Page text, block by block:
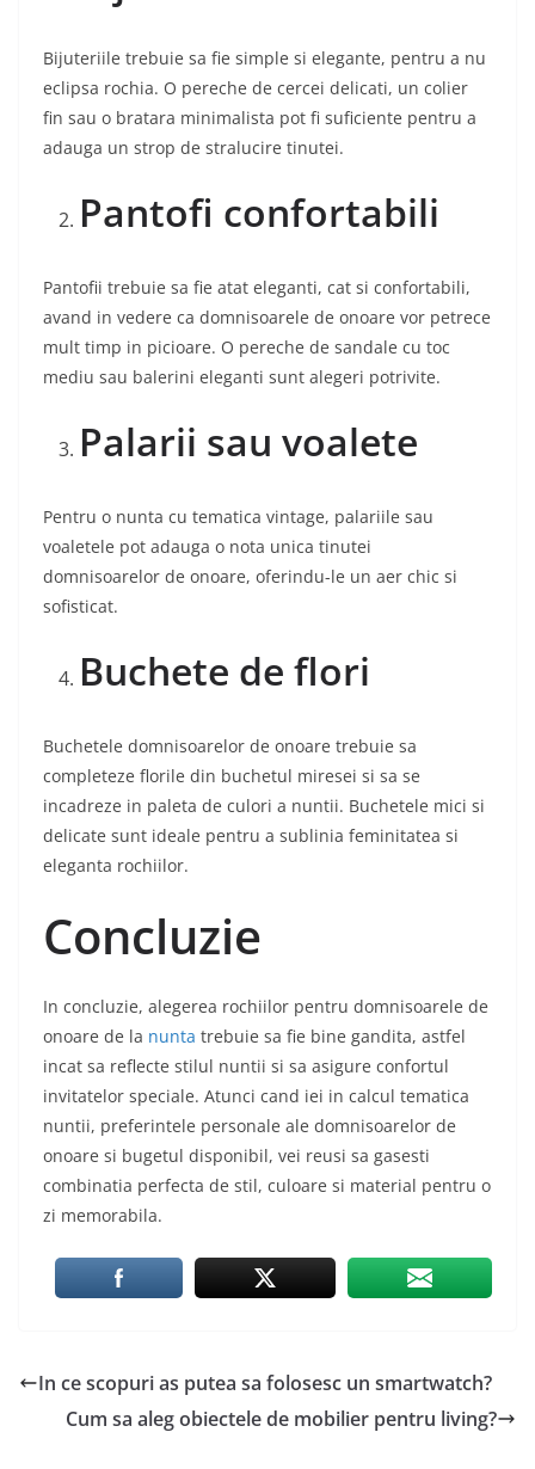
Bijuteriile trebuie sa fie simple si elegante, pentru a nu
eclipsa rochia. O pereche de cercei delicati, un colier
fin sau o bratara minimalista pot fi suficiente pentru a
adauga un strop de stralucire tinutei.
Pantofi confortabili
Pantofii trebuie sa fie atat eleganti, cat si confortabili,
avand in vedere ca domnisoarele de onoare vor petrece
mult timp in picioare. O pereche de sandale cu toc
mediu sau balerini eleganti sunt alegeri potrivite.
Palarii sau voalete
Pentru o nunta cu tematica vintage, palariile sau
voaletele pot adauga o nota unica tinutei
domnisoarelor de onoare, oferindu-le un aer chic si
sofisticat.
Buchete de flori
Buchetele domnisoarelor de onoare trebuie sa
completeze florile din buchetul miresei si sa se
incadreze in paleta de culori a nuntii. Buchetele mici si
delicate sunt ideale pentru a sublinia feminitatea si
eleganta rochiilor.
Concluzie
In concluzie, alegerea rochiilor pentru domnisoarele de
onoare de la nunta trebuie sa fie bine gandita, astfel
incat sa reflecte stilul nuntii si sa asigure confortul
invitatelor speciale. Atunci cand iei in calcul tematica
nuntii, preferintele personale ale domnisoarelor de
onoare si bugetul disponibil, vei reusi sa gasesti
combinatia perfecta de stil, culoare si material pentru o
zi memorabila.
In ce scopuri as putea sa folosesc un smartwatch?
Cum sa aleg obiectele de mobilier pentru living?